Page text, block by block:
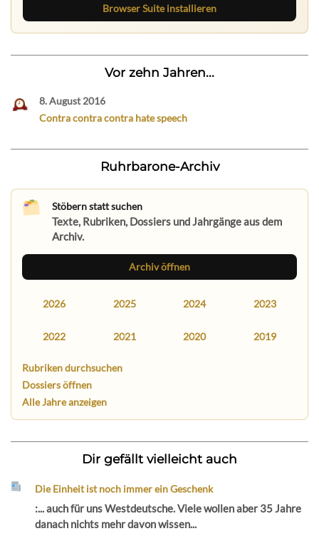
Browser Suite installieren
Vor zehn Jahren...
8. August 2016
Contra contra contra hate speech
Ruhrbarone-Archiv
Stöbern statt suchen
Texte, Rubriken, Dossiers und Jahrgänge aus dem
Archiv.
Archiv öffnen
2026 2025 2024 2023
2022 2021 2020 2019
Rubriken durchsuchen
Dossiers öffnen
Alle Jahre anzeigen
Dir gefällt vielleicht auch
Die Einheit ist noch immer ein Geschenk
:... auch für uns Westdeutsche. Viele wollen aber 35 Jahre
danach nichts mehr davon wissen...